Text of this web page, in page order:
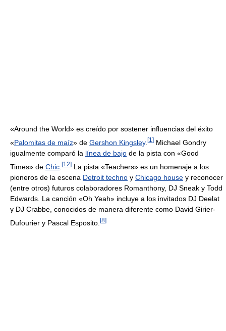
«Around the World» es creído por sostener influencias del éxito
«Palomitas de maíz» de Gershon Kingsley. [1 ] Michael Gondry
igualmente comparó la línea de bajo de la pista con «Good
Times» de Chic [12] La pista «Teachers» es un homenaje a los
pioneros de la escena Detroit techno y Chicago house y reconocer
(entre otros) futuros colaboradores Romanthony, DJ Sneak y Todd
Edwards. La canción «Oh Yeah» incluye a los invitados DJ Deelat
y DJ Crabbe, conocidos de manera diferente como David Girier-
Dufourier y Pascal Esposito. [8]